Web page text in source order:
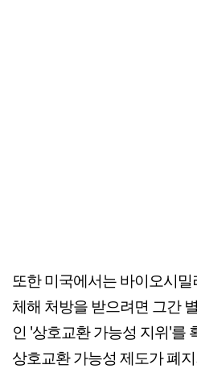
또한 미국에서는 바이오시
체해 처방을 받으려면 그간
인 '상호교환 가능성 지위'를
상호교환 가능성 제도가 폐